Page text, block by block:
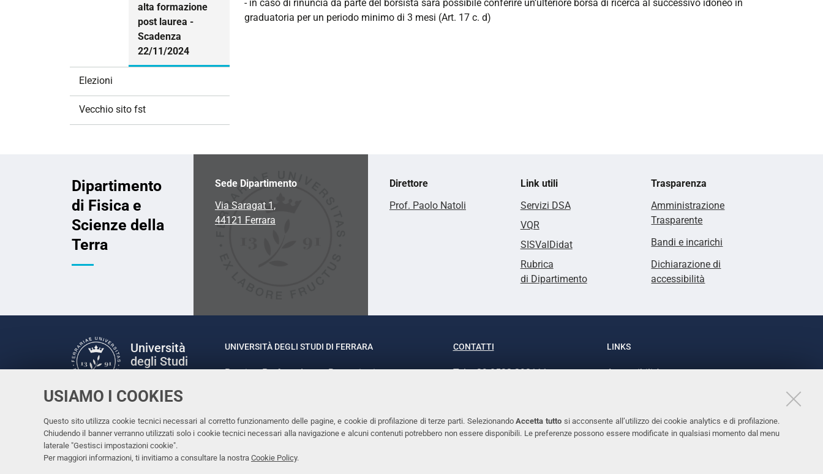
USIAMO I COOKIES
Questo sito utilizza cookie tecnici necessari al corretto funzionamento delle pagine, e cookie di profilazione di terze parti. SelezionandoAccetta tutto si acconsente all’utilizzo dei cookie analytics e di profilazione.
Chiudendo il banner verranno utilizzati solo i cookie tecnici necessari alla navigazione e alcuni contenuti potrebbero non essere disponibili. Le preferenze possono essere modificate in qualsiasi momento dal menu
laterale "Gestisci impostazioni cookie".
Per maggiori informazioni, ti invitiamo a consultare la nostra Cookie Policy.
- in caso di rinuncia da parte del borsista sarà possibile conferire un’ulteriore borsa di ricerca al successivo idoneo in
graduatoria per un periodo minimo di 3 mesi (Art. 17 c. d)
alta formazione
post laurea -
Scadenza
22/11/2024
Elezioni
Vecchio sito fst
Dipartimento
di Fisica e
Scienze della
Terra
Sede Dipartimento
Via Saragat 1,
44121 Ferrara
Direttore
Prof. Paolo Natoli
Link utili
Servizi DSA
VQR
SISValDidat
Rubrica
di Dipartimento
Trasparenza
Amministrazione
Trasparente
Bandi e incarichi
Dichiarazione di
accessibilità
Università
degli Studi
Facebook
LinkedinInstagram
Youtube
UNIVERSITÀ DEGLI STUDI DI FERRARA
Rettrice: Prof.ssa Laura Ramaciotti
CONTATTI
Tel. +39 0532 293111
LINKS
Accessibilità
Cookies